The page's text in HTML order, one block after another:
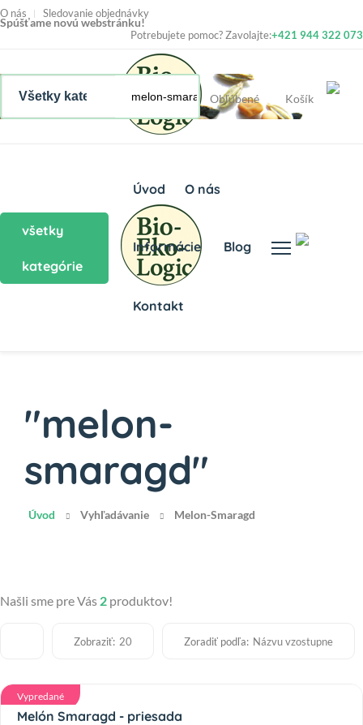
O nás Sledovanie objednávky
Spúšťame novú webstránku!
Potrebujete pomoc? Zavolajte:+421 944 322 073
Obľúbené Košík
všetky
kategórie
Úvod O nás
Informácie Blog
Kontakt
"melon-
smaragd"
Úvod Vyhľadávanie Melon-Smaragd
Našli sme pre Vás 2 produktov!
Zobraziť: 20 Zoradiť podľa: Názvu vzostupne
Vypredané
Melón Smaragd - priesada